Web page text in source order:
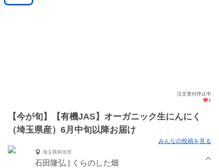
注文受付停止中
4
【今が旬】【有機JAS】オーガニック生にんにく
（埼玉県産）6月中旬以降お届け
みんなの投稿を見る
埼玉県和光市
石田隆弘 | くらのした畑